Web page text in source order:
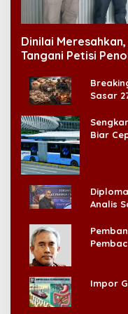
Dinilai
Tangani Petisi
Sasar
Biar
Analis
Impor